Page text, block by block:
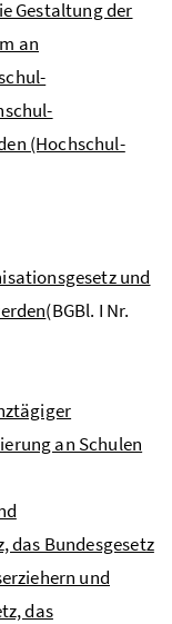
Gestaltung der
an
(Hochschul-
und
(BGBl. I Nr.
an Schulen
das Bundesgesetz
und
das